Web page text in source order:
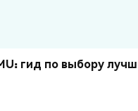
гид по выбору